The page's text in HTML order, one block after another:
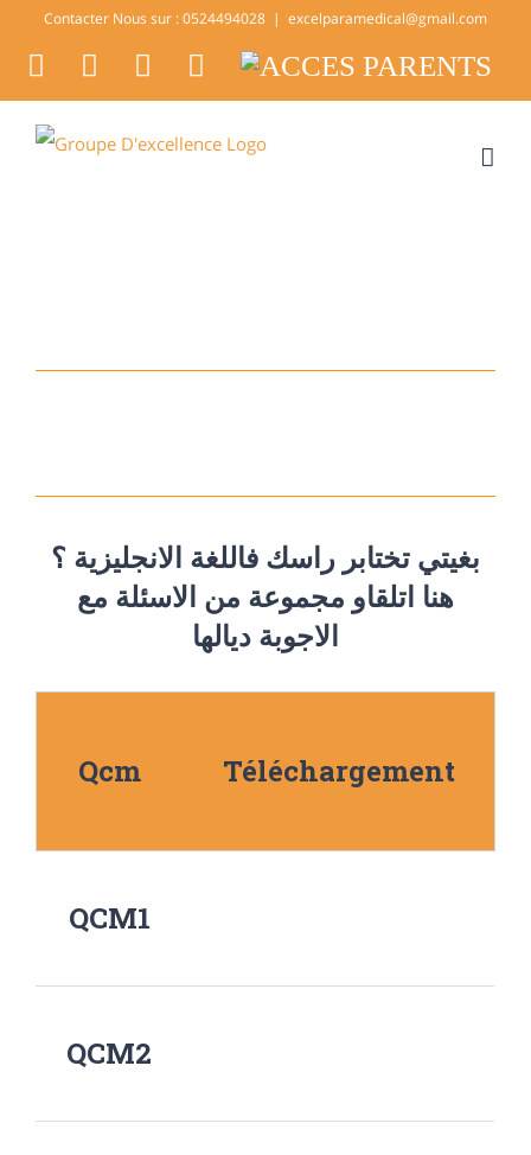
Contacter Nous sur : 0524494028 | excelparamedical@gmail.com
facebook
twitter youtubeinstagram
ACCES
PARENTS
بغيتي تختابر راسك فاللغة الانجليزية ؟
هنا اتلقاو مجموعة من الاسئلة مع
الاجوبة ديالها
Qcm Téléchargement
QCM1
QCM2